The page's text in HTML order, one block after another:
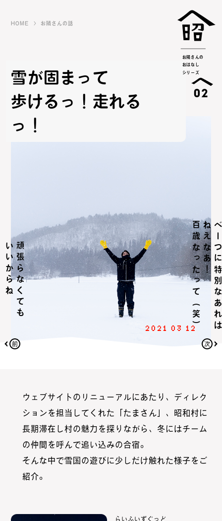
お隣さんの
おはなし
シリーズ
HOME お隣さんの話
02
雪が固まって
歩けるっ！走れる
っ！
2021 03 12
頑張らなくても
いいからね
前
べ
ー
つ
に
特
別
な
あ
れ
は
ね
え
な
あ
！
百歳なったって（笑）
次
ウェブサイトのリニューアルにあたり、ディレク
ションを担当してくれた「たまさん」、昭和村に
長期滞在し村の魅力を探りながら、冬にはチーム
の仲間を呼んで追い込みの合宿。
そんな中で雪国の遊びに少しだけ触れた様子をご
紹介。
らいふいずぐっど